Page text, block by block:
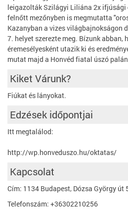
leigazolták Szilágyi Liliána 2x
felnőtt mezőnyben is megmutatta
Kazanyban a vizes világbajnokságon
7. helyet szerezte meg. Bízunk abban,
éremesélyesként utazik ki és
mutat majd a Honvéd fiatal úszó
Kiket Várunk?
Fiúkat és lányokat.
Edzések időpontjai
Itt megtalálod:
http://wp.honveduszo.hu/oktatas/
Kapcsolat
Cím: 1134 Budapest, Dózsa György út
Telefonszám: +36302210256